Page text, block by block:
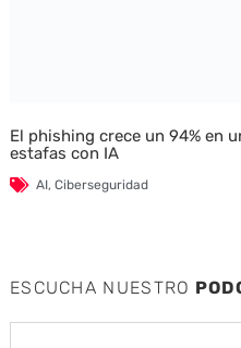
El phishing crece un 94% en
estafas con IA
AI, Ciberseguridad
ESCUCHA NUESTRO